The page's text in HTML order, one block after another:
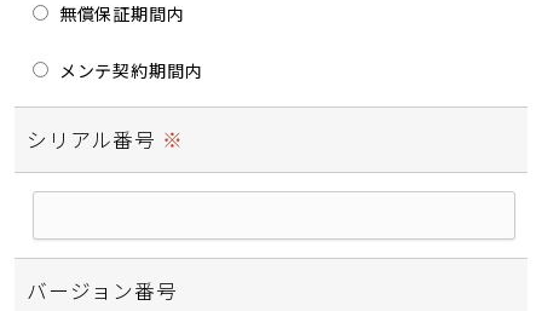
無償保証期間内
メンテ契約期間内
シリアル番号
バージョン番号